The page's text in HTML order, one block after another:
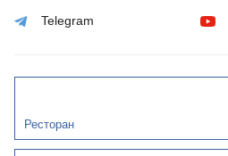
Telegram
Ресторан